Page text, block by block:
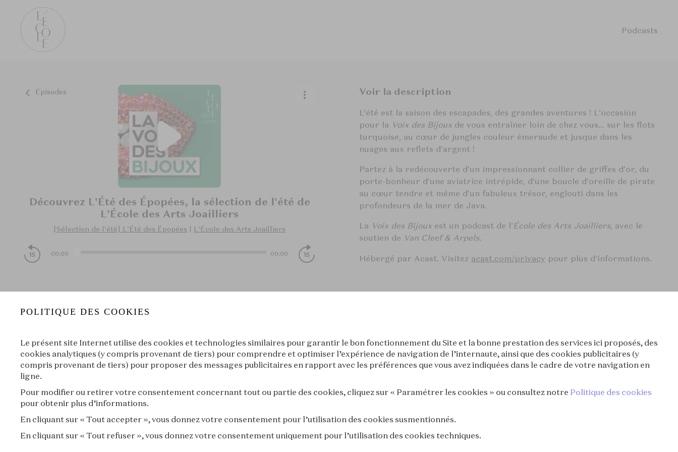
Podcasts
Épisodes
Découvrez L'Été des Épopées, la sélection de l'été de
L'École des Arts Joailliers
[Sélection de l'été] L'Été des Épopées | L'École des Arts Joailliers
00:00 00:00
À propos
Voir la description
L’été est la saison des escapades, des grandes aventures ! L'occasion
pour la Voix des Bijoux de vous entraîner loin de chez vous… sur les flots
turquoise, au cœur de jungles couleur émeraude et jusque dans les
nuages aux reflets d’argent !
Partez à la redécouverte d'un impressionnant collier de griffes d’or, du
porte-bonheur d’une aviatrice intrépide, d’une boucle d’oreille de pirate
au cœur tendre et même d’un fabuleux trésor, englouti dans les
profondeurs de la mer de Java.
La Voix des Bijoux est un podcast de l'École des Arts Joailliers, avec le
soutien de Van Cleef & Arpels.
Hébergé par Acast. Visitez acast.com/privacy pour plus d'informations.
POLITIQUE DES COOKIES
Le présent site Internet utilise des cookies et technologies similaires pour garantir le bon fonctionnement du Site et la bonne prestation des services ici proposés, des
cookies analytiques (y compris provenant de tiers) pour comprendre et optimiser l’expérience de navigation de l’internaute, ainsi que des cookies publicitaires (y
compris provenant de tiers) pour proposer des messages publicitaires en rapport avec les préférences que vous avez indiquées dans le cadre de votre navigation en
ligne.
Pour modifier ou retirer votre consentement concernant tout ou partie des cookies, cliquez sur « Paramétrer les cookies » ou consultez notre Politique des cookies
pour obtenir plus d’informations.
En cliquant sur « Tout accepter », vous donnez votre consentement pour l’utilisation des cookies susmentionnés.
En cliquant sur « Tout refuser », vous donnez votre consentement uniquement pour l’utilisation des cookies techniques.